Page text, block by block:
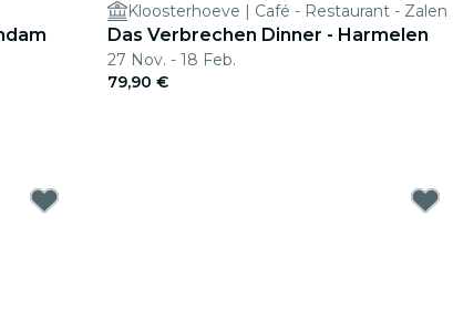
Kloosterhoeve | Café - Restaurant - Zalen
Das Verbrechen Dinner - Harmelen
27 Nov. - 18 Feb.
79,90 €